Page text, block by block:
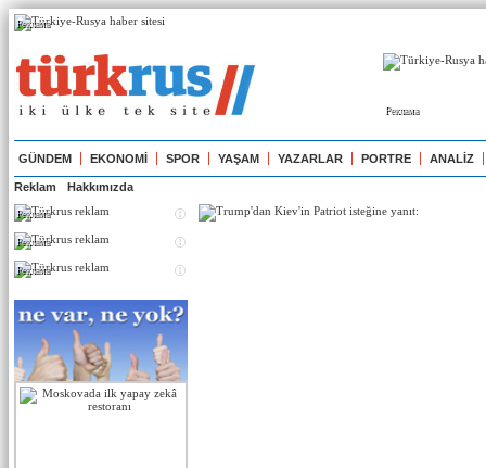
Реклама
Реклама
GÜNDEM EKONOMİ SPOR YAŞAM YAZARLAR PORTRE ANALİZ
Reklam Hakkımızda
Реклама
Реклама
Реклама